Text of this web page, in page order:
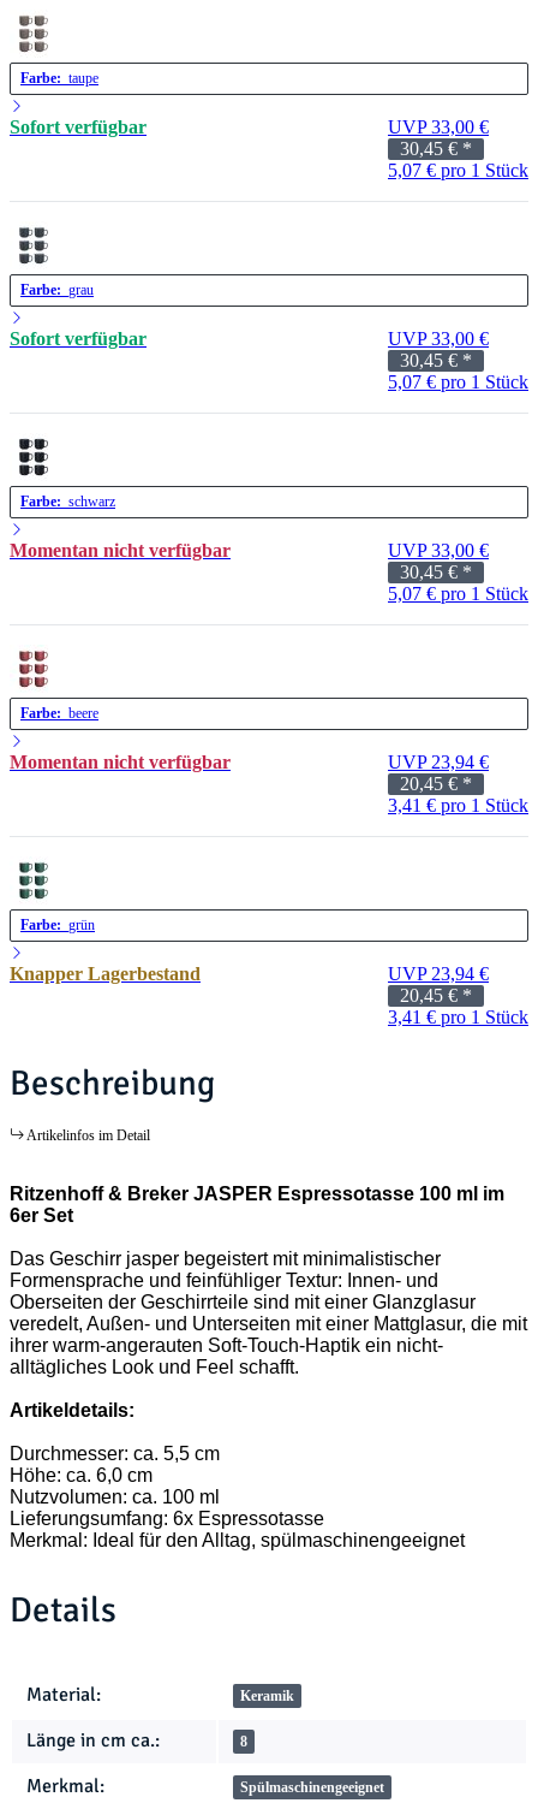
Farbe: taupe
Sofort verfügbar
UVP 33,00 €
30,45 € *
5,07 € pro 1 Stück
Farbe: grau
Sofort verfügbar
UVP 33,00 €
30,45 € *
5,07 € pro 1 Stück
Farbe: schwarz
Momentan nicht verfügbar
UVP 33,00 €
30,45 € *
5,07 € pro 1 Stück
Farbe: beere
Momentan nicht verfügbar
UVP 23,94 €
20,45 € *
3,41 € pro 1 Stück
Farbe: grün
Knapper Lagerbestand
UVP 23,94 €
20,45 € *
3,41 € pro 1 Stück
Beschreibung
Artikelinfos im Detail
Ritzenhoff & Breker JASPER Espressotasse 100 ml im
6er Set
Das Geschirr jasper begeistert mit minimalistischer
Formensprache und feinfühliger Textur: Innen- und
Oberseiten der Geschirrteile sind mit einer Glanzglasur
veredelt, Außen- und Unterseiten mit einer Mattglasur, die mit
ihrer warm-angerauten Soft-Touch-Haptik ein nicht-
alltägliches Look und Feel schafft.
Artikeldetails:
Durchmesser: ca. 5,5 cm
Höhe: ca. 6,0 cm
Nutzvolumen: ca. 100 ml
Lieferungsumfang: 6x Espressotasse
Merkmal: Ideal für den Alltag, spülmaschinengeeignet
Details
Produkteigenschaft
Wert
Material: Keramik
Länge in cm ca.: 8
Merkmal: Spülmaschinengeeignet